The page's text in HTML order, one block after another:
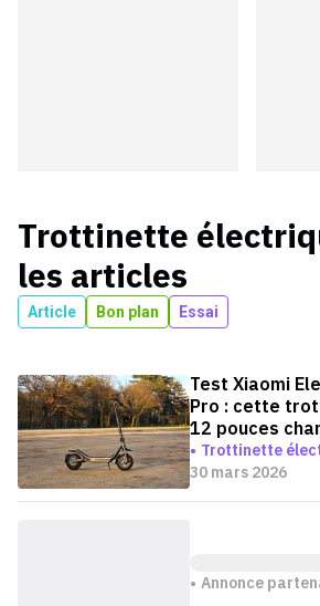
Trottinette
les articles
Article Bon plan Essai
Test Xiaomi
Pro : cette
12 pouces
vraiment tout ?
Trottinette
30 mars 2026